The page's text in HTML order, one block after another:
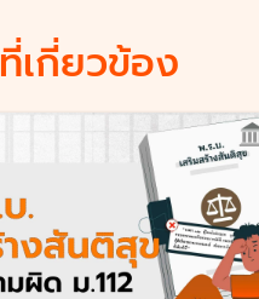
ที่เกี่ยวข้อง